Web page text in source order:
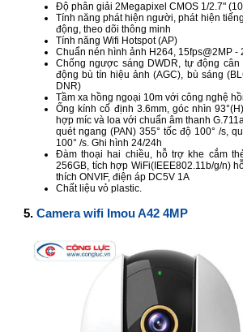
Độ phân giải 2Megapixel CMOS 1/2.7"
Tính năng phát hiện người, phát hiện
động, theo dõi thông minh
Tính năng Wifi Hotspot (AP)
Chuẩn nén hình ảnh H264, 15fps@2MP -
Chống ngược sáng DWDR, tự động cân
động bù tín hiệu ảnh (AGC), bù sáng
DNR)
Tầm xa hồng ngoại 10m với công nghệ
Ống kính cố định 3.6mm, góc nhìn
hợp míc và loa với chuẩn âm thanh
quét ngang (PAN) 355° tốc độ 100° /s,
100° /s. Ghi hình 24/24h
Đàm thoại hai chiều, hỗ trợ khe cắm
256GB, tích hợp WiFi(IEEE802.11b/g/n)
thích ONVIF, điện áp DC5V 1A
Chất liệu vỏ plastic.
5. Camera wifi Imou A42 4MP